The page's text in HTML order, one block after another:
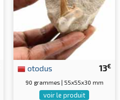
13€
otodus
90 grammes | 55x55x30 mm
voir le produit